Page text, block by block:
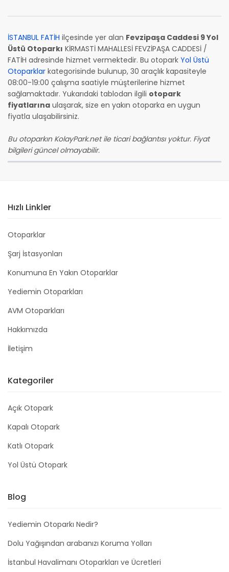
İSTANBUL FATİH ilçesinde yer alan Fevzipaşa Caddesi 9 Yol
Üstü Otoparkı KİRMASTİ MAHALLESİ FEVZİPAŞA CADDESİ /
FATİH adresinde hizmet vermektedir. Bu otopark Yol Üstü
Otoparklar kategorisinde bulunup, 30 araçlık kapasiteyle
08:00-19:00 çalışma saatiyle müşterilerine hizmet
sağlamaktadır. Yukarıdaki tablodan ilgili otopark
fiyatlarına ulaşarak, size en yakın otoparka en uygun
fiyatla ulaşabilirsiniz.
Bu otoparkın KolayPark.net ile ticari bağlantısı yoktur. Fiyat
bilgileri güncel olmayabilir.
Hızlı Linkler
Otoparklar
Şarj İstasyonları
Konumuna En Yakın Otoparklar
Yediemin Otoparkları
AVM Otoparkları
Hakkımızda
İletişim
Kategoriler
Açık Otopark
Kapalı Otopark
Katlı Otopark
Yol Üstü Otopark
Blog
Yediemin Otoparkı Nedir?
Dolu Yağışından arabanızı Koruma Yolları
İstanbul Havalimanı Otoparkları ve Ücretleri